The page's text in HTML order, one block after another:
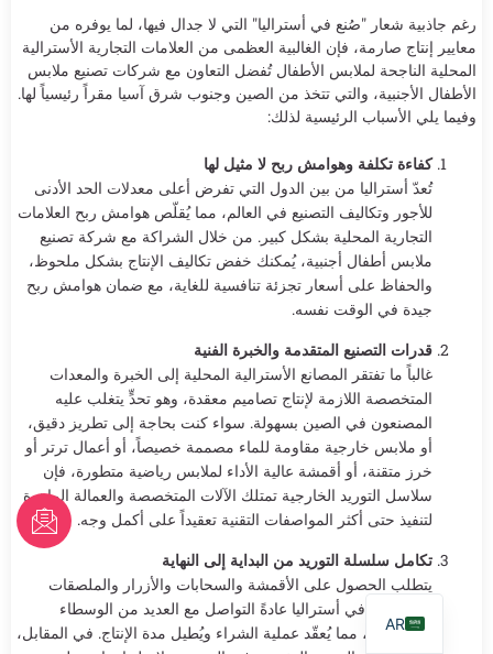
رغم جاذبية شعار "صُنع في أستراليا" التي لا جدال فيها، لما يوفره من
معايير إنتاج صارمة، فإن الغالبية العظمى من العلامات التجارية الأسترالية
المحلية الناجحة لملابس الأطفال تُفضل التعاون مع شركات تصنيع ملابس
الأطفال الأجنبية، والتي تتخذ من الصين وجنوب شرق آسيا مقراً رئيسياً لها.
وفيما يلي الأسباب الرئيسية لذلك:
كفاءة تكلفة وهوامش ربح لا مثيل لها
تُعدّ أستراليا من بين الدول التي تفرض أعلى معدلات الحد الأدنى
للأجور وتكاليف التصنيع في العالم، مما يُقلّص هوامش ربح العلامات
التجارية المحلية بشكل كبير. من خلال الشراكة مع شركة تصنيع
ملابس أطفال أجنبية، يُمكنك خفض تكاليف الإنتاج بشكل ملحوظ،
والحفاظ على أسعار تجزئة تنافسية للغاية، مع ضمان هوامش ربح
جيدة في الوقت نفسه.
قدرات التصنيع المتقدمة والخبرة الفنية
غالباً ما تفتقر المصانع الأسترالية المحلية إلى الخبرة والمعدات
المتخصصة اللازمة لإنتاج تصاميم معقدة، وهو تحدٍّ يتغلب عليه
المصنعون في الصين بسهولة. سواء كنت بحاجة إلى تطريز دقيق،
أو ملابس خارجية مقاومة للماء مصممة خصيصاً، أو أعمال ترتر أو
خرز متقنة، أو أقمشة عالية الأداء لملابس رياضية متطورة، فإن
سلاسل التوريد الخارجية تمتلك الآلات المتخصصة والعمالة الماهرة
لتنفيذ حتى أكثر المواصفات التقنية تعقيداً على أكمل وجه.
تكامل سلسلة التوريد من البداية إلى النهاية
يتطلب الحصول على الأقمشة والسحابات والأزرار والملصقات
المخصصة في أستراليا عادةً التواصل مع العديد من الوسطاء
المنفصلين، مما يُعقّد عملية الشراء ويُطيل مدة الإنتاج. في المقابل،
AR
EN
PT
FR